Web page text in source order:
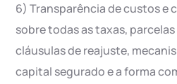
6) Transparência de custos e
sobre todas as taxas,
cláusulas de reajuste,
capital segurado e a forma